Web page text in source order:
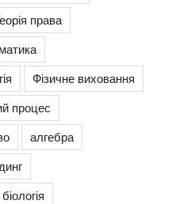
права
Фізичне виховання
процес
алгебра
біологія